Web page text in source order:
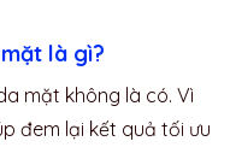
là gì?
mặt không là có. Vì
đem lại kết quả tối ưu